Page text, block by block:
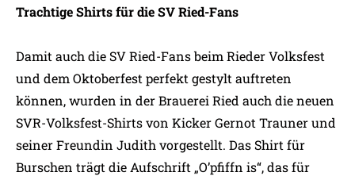
Trachtige Shirts für die SV Ried-Fans
Damit auch die SV Ried-Fans beim Rieder Volksfest
und dem Oktoberfest perfekt gestylt auftreten
können, wurden in der Brauerei Ried auch die neuen
SVR-Volksfest-Shirts von Kicker Gernot Trauner und
seiner Freundin Judith vorgestellt. Das Shirt für
Burschen trägt die Aufschrift „O’pfiffn is“, das für